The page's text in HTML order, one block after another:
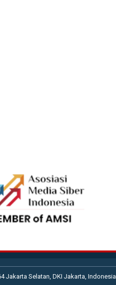
Jakarta Selatan, DKI Jakarta, Indonesia